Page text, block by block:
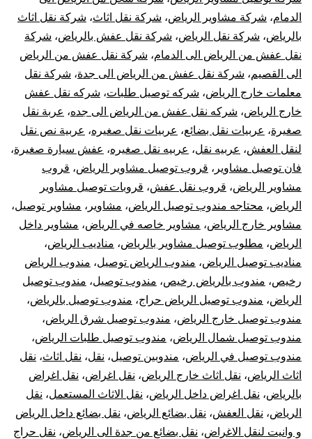
الدمام، شركة مشاوير الرياض، شركة نقل اثاث، شركة نقل اثاث
بالرياض، شركة نقل الرياض، شركة نقل عفش بالرياض، شركة
نقل عفش من الرياض الى الدمام، شركة نقل عفش من الرياض
الى القصيم، شركة نقل عفش من الرياض الى جدة، شركة نقل
معلمات خارج الرياض، شركه توصيل طلبات، شركه نقل عفش
خارج الرياض، شركه نقل عفش من الرياض الى جده، عربة نقل
صغيرة، عربيات نقل بضائع، عربيات نقل صغيره، عربية نص نقل
لنقل العفش، عربيه نقل، عربيه نقل صغيره، عفش سيارة صغيرة،
فان توصيل مشاوير ، قروب توصيل مشاوير الرياض، قروب
مشاوير الرياض، قروب نقل عفش، قروبات توصيل مشاوير
الرياض، محتاجه مندوب توصيل الرياض، مشاوير ، مشاوير توصيل،
مشاوير خارج الرياض، مشاوير خاصه في الرياض، مشاوير داخل
الرياض، مطلوب توصيل مشاوير بالرياض، مناديب الرياض،
مناديب توصيل الرياض، مندوب الرياض توصيل، مندوب الرياض
رخيص، مندوب بالرياض رخيص، مندوب توصيل، مندوب توصيل
الرياض، مندوب توصيل الرياض حراج، مندوب توصيل بالرياض،
مندوب توصيل خارج الرياض، مندوب توصيل شرق الرياض،
مندوب توصيل شمال الرياض، مندوب توصيل طلبات الرياض،
مندوب توصيل في الرياض، مندوبين توصيل، نقل، نقل اثاث، نقل
اثاث الرياض، نقل اثاث خارج الرياض، نقل اغراض، نقل اغراض
بالرياض، نقل اغراض داخل الرياض، نقل الاثاث المستعمل، نقل
الرياض، نقل العفش، نقل بضائع الرياض، نقل بضائع داخل الرياض
و وانيت لنقل الاغراض، نقل بضائع من جدة الى الرياض، نقل حراج